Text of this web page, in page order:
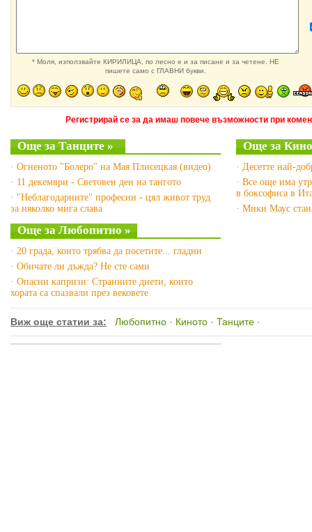
* Моля, използвайте КИРИЛИЦА, по лесно е и за писане и за четене. НЕ
пишете само с ГЛАВНИ букви.
Регистрирай се за да имаш повече възможности при
Още за Танците »
· Огненото "Болеро" на Мая Плисецкая (видео)
· 11 декември - Световен ден на тангото
· "Неблагодарните" професии - цял живот труд
за няколко мига слава
Още за
· Десетте най-
· Все още има
в боксофиса в
· Мики Маус
Още за Любопитно »
· 20 града, които трябва да посетите... гладни
· Обичате ли дъжда? Не сте сами
· Опасни капризи: Странните диети, които
хората са спазвали през вековете
Виж още статии за: Любопитно · Киното · Танците ·